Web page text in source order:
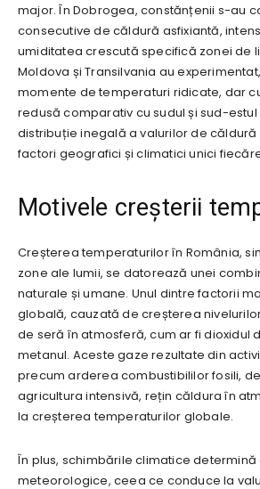
major. În Dobrogea, constănțenii s-au
consecutive de căldură asfixiantă,
umiditatea crescută specifică zonei de
Moldova și Transilvania au
momente de temperaturi ridicate, dar
redusă comparativ cu sudul și sud-
distribuție inegală a valurilor de
factori geografici și climatici unici
Motivele creșterii
Creșterea temperaturilor în România,
zone ale lumii, se datorează unei
naturale și umane. Unul dintre factorii
globală, cauzată de creșterea
de seră în atmosferă, cum ar fi dioxidul
metanul. Aceste gaze rezultate din
precum arderea combustibililor fosili,
agricultura intensivă, rețin căldura în
la creșterea temperaturilor globale.
În plus, schimbările climatice
meteorologice, ceea ce conduce la